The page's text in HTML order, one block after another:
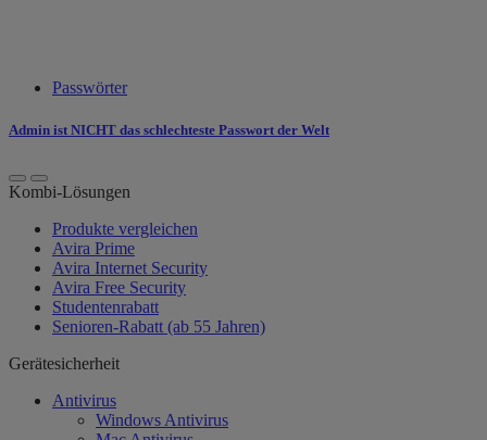
Passwörter
Admin ist NICHT das schlechteste Passwort der Welt
Kombi-Lösungen
Produkte vergleichen
Avira Prime
Avira Internet Security
Avira Free Security
Studentenrabatt
Senioren-Rabatt (ab 55 Jahren)
Gerätesicherheit
Antivirus
Windows Antivirus